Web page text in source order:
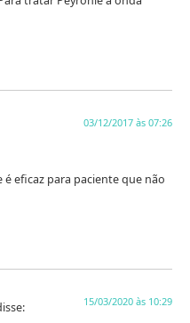
03/12/2017 às 07:26
eficaz para paciente que não
15/03/2020 às 10:29